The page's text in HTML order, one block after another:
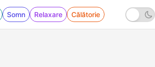
Somn Relaxare Călătorie